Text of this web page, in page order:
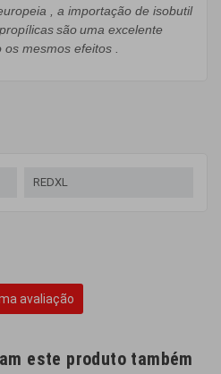
a importação de isobutil
sãouma excelente
os mesmos efeitos
REDXL
avaliação
este produto também